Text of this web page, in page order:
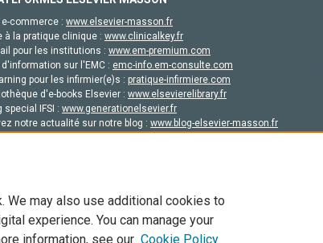
e-commerce : www.elsevier-masson.fr
à la pratique clinique : www.clinicalkey.fr
pour les institutions : www.em-premium.com
d'information sur l'EMC : emc-info.em-consulte.com
pour les infirmier(e)s : pratique-infirmiere.com
d'e-books Elsevier : www.elsevierelibrary.fr
special IFSI : www.generationelsevier.fr
notre actualité sur notre blog : www.blog-elsevier-masson.fr
de licence et ses contributeurs. Tout les droits sont réservés,
We may also use additional cookies to
experience. You can manage your
information, see our Cookie Policy